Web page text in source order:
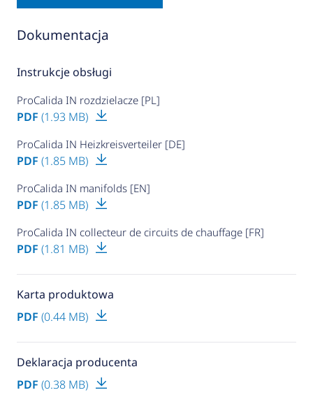
Dokumentacja
Instrukcje obsługi
ProCalida IN rozdzielacze [PL]
PDF (1.93 MB)
ProCalida IN Heizkreisverteiler [DE]
PDF (1.85 MB)
ProCalida IN manifolds [EN]
PDF (1.85 MB)
ProCalida IN collecteur de circuits de chauffage [FR]
PDF (1.81 MB)
Karta produktowa
PDF (0.44 MB)
Deklaracja producenta
PDF (0.38 MB)